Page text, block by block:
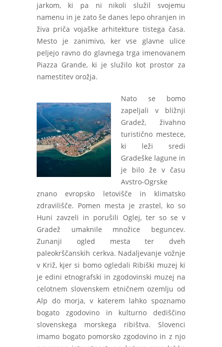
jarkom, ki pa ni nikoli služil svojemu
namenu in je zato še danes lepo ohranjen in
živa priča vojaške arhitekture tistega časa.
Mesto je zanimivo, ker vse glavne ulice
peljejo ravno do glavnega trga imenovanem
Piazza Grande, ki je služilo kot prostor za
namestitev orožja.
Nato se bomo
zapeljali v bližnji
Gradež, živahno
turistično mestece,
ki leži sredi
Gradeške lagune in
je bilo že v času
Avstro-Ogrske
znano evropsko letovišče in klimatsko
zdravilišče. Pomen mesta je zrastel, ko so
Huni zavzeli in porušili Oglej, ter so se v
Gradež umaknile množice beguncev.
Zunanji ogled mesta ter dveh
paleokrščanskih cerkva. Nadaljevanje vožnje
v Križ, kjer si bomo ogledali Ribiški muzej ki
je edini etnografski in zgodovinski muzej na
celotnem slovenskem etničnem ozemlju od
Alp do morja, v katerem lahko spoznamo
bogato zgodovino in kulturno dediščino
slovenskega morskega ribištva. Slovenci
imamo bogato pomorsko zgodovino in z njo